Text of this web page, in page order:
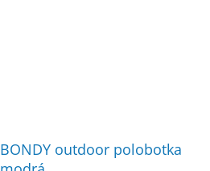
BONDY outdoor polobotka